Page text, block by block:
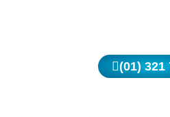
(01) 321